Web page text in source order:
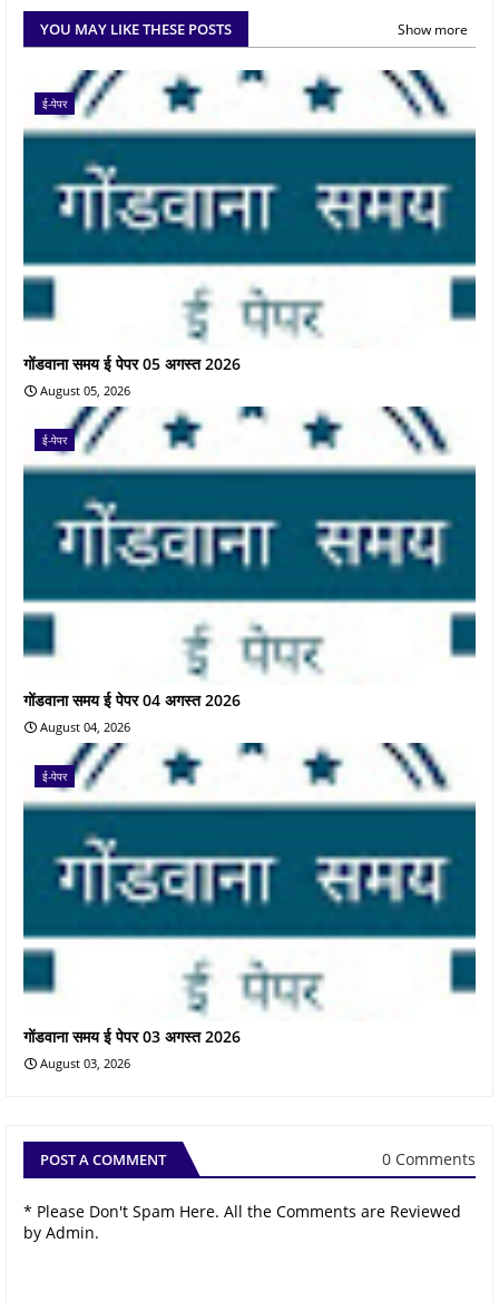
YOU MAY LIKE THESE POSTS Show more
ई-पेपर
गोंडवाना समय ई पेपर 05 अगस्त 2026
August 05, 2026
ई-पेपर
गोंडवाना समय ई पेपर 04 अगस्त 2026
August 04, 2026
ई-पेपर
गोंडवाना समय ई पेपर 03 अगस्त 2026
August 03, 2026
POST A COMMENT 0 Comments
* Please Don't Spam Here. All the Comments are Reviewed
by Admin.